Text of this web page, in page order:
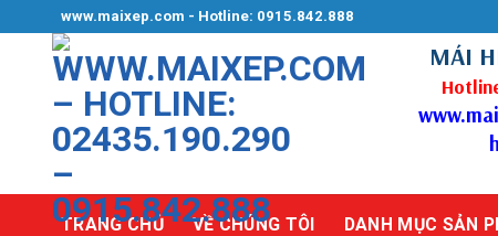
content
www.maixep.com - Hotline: 0915.842.888
MÁI
TRANG CHỦ VỀ CHÚNG TÔI DANH MỤC SẢN